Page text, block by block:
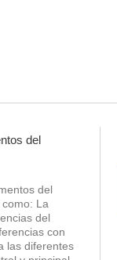
del
del
La
del
con
las diferentes